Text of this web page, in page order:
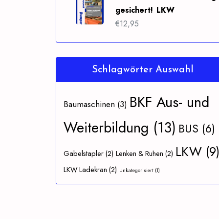
gesichert! LKW
€12,95
Schlagwörter Auswahl
Baumaschinen (3) BKF Aus- und
Weiterbildung (13) BUS (6)
Gabelstapler(2) Lenken & Ruhen (2) LKW (9)
LKW Ladekran (2) Unkategorisiert (1)